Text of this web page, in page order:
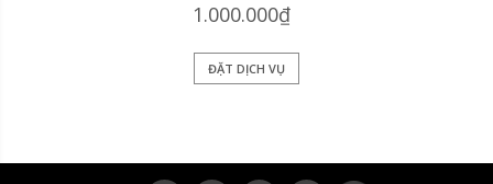
1.000.000₫
ĐẶT DỊCH VỤ